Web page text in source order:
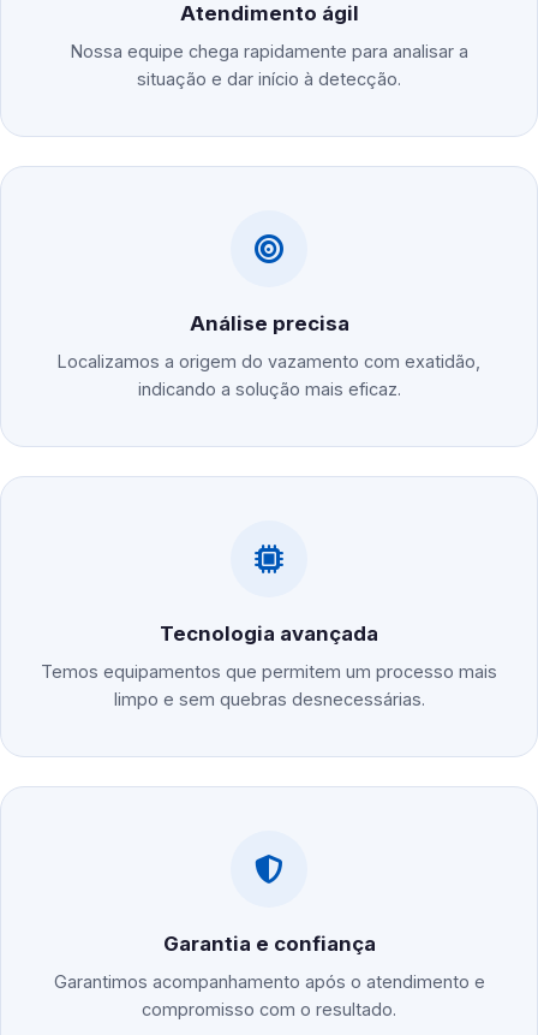
Atendimento ágil
Nossa equipe chega rapidamente para analisar a
situação e dar início à detecção.
Análise precisa
Localizamos a origem do vazamento com exatidão,
indicando a solução mais eficaz.
Tecnologia avançada
Temos equipamentos que permitem um processo mais
limpo e sem quebras desnecessárias.
Garantia e confiança
Garantimos acompanhamento após o atendimento e
compromisso com o resultado.